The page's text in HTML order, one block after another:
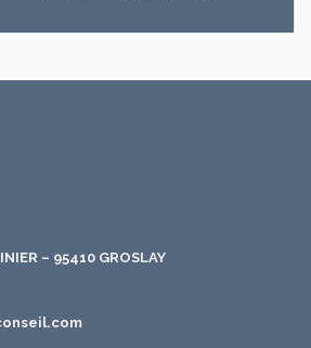
– 95410 GROSLAY